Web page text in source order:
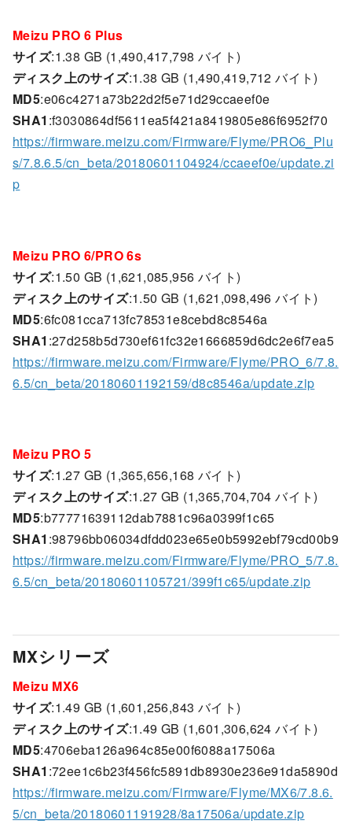
Meizu PRO 6 Plus
サイズ:1.38 GB (1,490,417,798 バイト)
ディスク上のサイズ:1.38 GB (1,490,419,712 バイト)
MD5:e06c4271a73b22d2f5e71d29ccaeef0e
SHA1 :f3030864df5611ea5f421a8419805e86f6952f70
https://firmware.meizu.com/Firmware/Flyme/PRO6_Plu
s/7.8.6.5/cn_beta/20180601104924/ccaeef0e/update.zi
p
Meizu PRO 6/PRO 6s
サイズ:1.50 GB (1,621,085,956 バイト)
ディスク上のサイズ:1.50 GB (1,621,098,496 バイト)
MD5:6fc081cca713fc78531e8cebd8c8546a
SHA1 :27d258b5d730ef61fc32e1666859d6dc2e6f7ea5
https://firmware.meizu.com/Firmware/Flyme/PRO_6/7.8.
6.5/cn_beta/20180601192159/d8c8546a/update.zip
Meizu PRO 5
サイズ:1.27 GB (1,365,656,168 バイト)
ディスク上のサイズ:1.27 GB (1,365,704,704 バイト)
MD5:b77771639112dab7881c96a0399f1c65
SHA1 :98796bb06034dfdd023e65e0b5992ebf79cd00b9
https://firmware.meizu.com/Firmware/Flyme/PRO_5/7.8.
6.5/cn_beta/20180601105721/399f1c65/update.zip
MXシリーズ
Meizu MX6
サイズ:1.49 GB (1,601,256,843 バイト)
ディスク上のサイズ:1.49 GB (1,601,306,624 バイト)
MD5:4706eba126a964c85e00f6088a17506a
SHA1 :72ee1c6b23f456fc5891db8930e236e91da5890d
https://firmware.meizu.com/Firmware/Flyme/MX6/7.8.6.
5/cn_beta/20180601191928/8a17506a/update.zip